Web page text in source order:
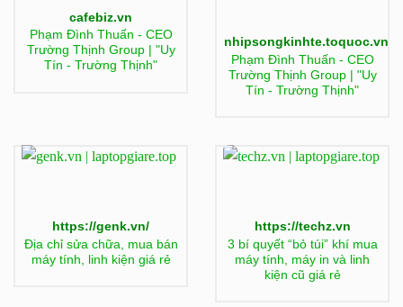
cafebiz.vn
Phạm Đình Thuấn - CEO
Trường Thịnh Group | "Uy
Tín - Trường Thịnh"
nhipsongkinhte.toquoc.vn
Phạm Đình Thuấn - CEO
Trường Thịnh Group | "Uy
Tín - Trường Thịnh"
https://genk.vn/
Địa chỉ sửa chữa, mua bán
máy tính, linh kiện giá rẻ
https://techz.vn
3 bí quyết “bỏ túi” khí mua
máy tính, máy in và linh
kiện cũ giá rẻ